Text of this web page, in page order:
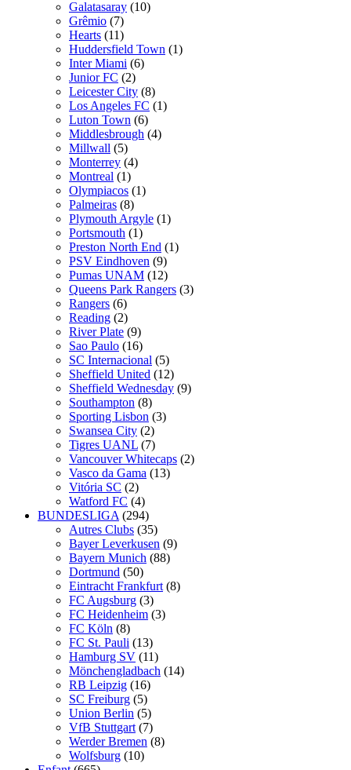
Galatasaray (10)
Grêmio (7)
Hearts (11)
Huddersfield Town (1)
Inter Miami (6)
Junior FC (2)
Leicester City (8)
Los Angeles FC (1)
Luton Town (6)
Middlesbrough (4)
Millwall (5)
Monterrey (4)
Montreal (1)
Olympiacos (1)
Palmeiras (8)
Plymouth Argyle (1)
Portsmouth (1)
Preston North End (1)
PSV Eindhoven (9)
Pumas UNAM (12)
Queens Park Rangers (3)
Rangers (6)
Reading (2)
River Plate (9)
Sao Paulo (16)
SC Internacional (5)
Sheffield United (12)
Sheffield Wednesday (9)
Southampton (8)
Sporting Lisbon (3)
Swansea City (2)
Tigres UANL (7)
Vancouver Whitecaps (2)
Vasco da Gama (13)
Vitória SC (2)
Watford FC (4)
BUNDESLIGA (294)
Autres Clubs (35)
Bayer Leverkusen (9)
Bayern Munich (88)
Dortmund (50)
Eintracht Frankfurt (8)
FC Augsburg (3)
FC Heidenheim (3)
FC Köln (8)
FC St. Pauli (13)
Hamburg SV (11)
Mönchengladbach (14)
RB Leipzig (16)
SC Freiburg (5)
Union Berlin (5)
VfB Stuttgart (7)
Werder Bremen (8)
Wolfsburg (10)